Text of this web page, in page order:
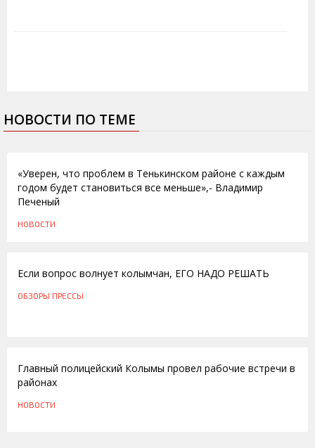
НОВОСТИ ПО ТЕМЕ
«Уверен, что проблем в Тенькинском районе с каждым
годом будет становиться все меньше»,- Владимир
Печеный
НОВОСТИ
Если вопрос волнует колымчан, ЕГО НАДО РЕШАТЬ
ОБЗОРЫ ПРЕССЫ
Главный полицейский Колымы провел рабочие встречи в
районах
НОВОСТИ